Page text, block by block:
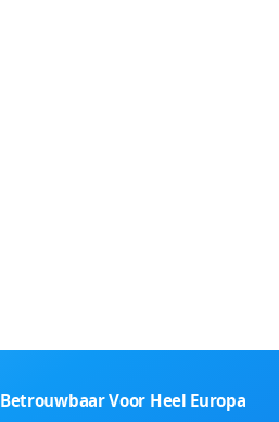
Betrouwbaar Voor Heel Europa